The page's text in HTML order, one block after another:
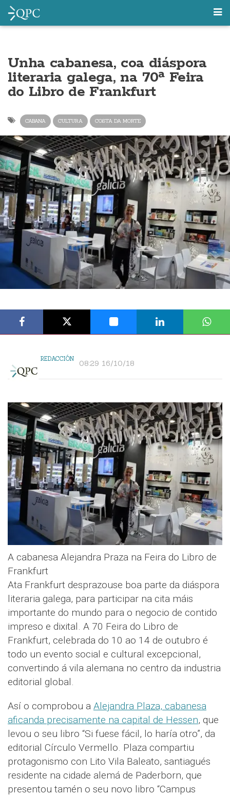
Unha cabanesa, coa diáspora
literaria galega, na 70ª Feira
do Libro de Frankfurt
CABANA CULTURA COSTA DA MORTE
REDACCIÓN 08:29 16/10/18
A cabanesa Alejandra Praza na Feira do Libro de
Frankfurt
Ata Frankfurt desprazouse boa parte da diáspora
literaria galega, para participar na cita máis
importante do mundo para o negocio de contido
impreso e dixital. A 70 Feira do Libro de
Frankfurt, celebrada do 10 ao 14 de outubro é
todo un evento social e cultural excepcional,
convertindo á vila alemana no centro da industria
editorial global.
Así o comprobou a Alejandra Plaza, cabanesa
aficanda precisamente na capital de Hessen, que
levou o seu libro “Si fuese fácil, lo haría otro”, da
editorial Círculo Vermello. Plaza compartiu
protagonismo con Lito Vila Baleato, santiagués
residente na cidade alemá de Paderborn, que
presentou tamén o seu novo libro “Campus